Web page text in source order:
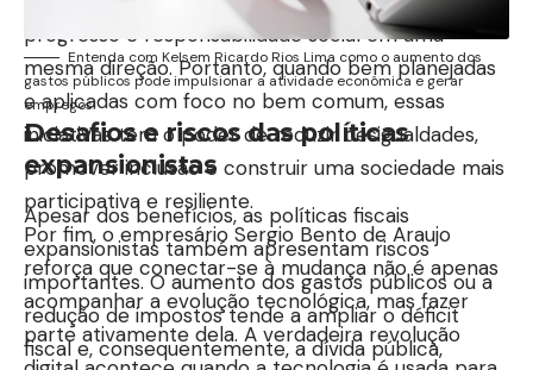
progresso e responsabilidade social em uma
mesma direção. Portanto, quando bem planejadas
e aplicadas com foco no bem comum, essas
iniciativas têm o poder de reduzir desigualdades,
promover inclusão e construir uma sociedade mais
participativa e resiliente.
Por fim, o empresário Sergio Bento de Araujo
reforça que conectar-se à mudança não é apenas
acompanhar a evolução tecnológica, mas fazer
parte ativamente dela. A verdadeira revolução
Entenda com Kelsem Ricardo Rios Lima como o aumento dos
gastos públicos pode impulsionar a atividade econômica e gerar
empregos.
Desafios e riscos das políticas
expansionistas
Apesar dos benefícios, as políticas fiscais
expansionistas também apresentam riscos
importantes. O aumento dos gastos públicos ou a
redução de impostos tende a ampliar o déficit
fiscal e, consequentemente, a dívida pública,